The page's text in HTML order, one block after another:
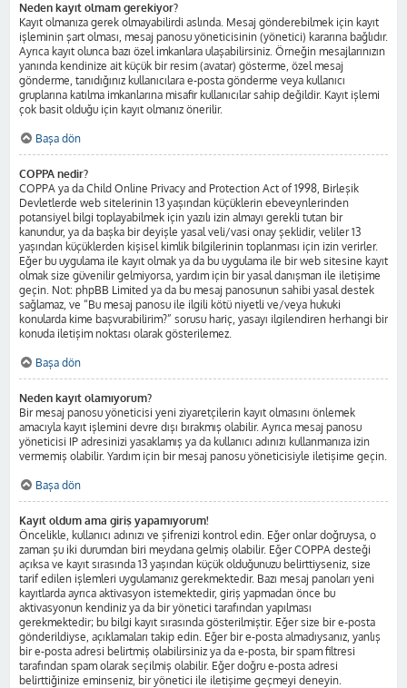
Neden kayıt olmam gerekiyor?
Kayıt olmanıza gerek olmayabilirdi aslında. Mesaj gönderebilmek için kayıt
işleminin şart olması, mesaj panosu yöneticisinin (yönetici) kararına bağlıdır.
Ayrıca kayıt olunca bazı özel imkanlara ulaşabilirsiniz. Örneğin mesajlarınızın
yanında kendinize ait küçük bir resim (avatar) gösterme, özel mesaj
gönderme, tanıdığınız kullanıcılara e-posta gönderme veya kullanıcı
gruplarına katılma imkanlarına misafir kullanıcılar sahip değildir. Kayıt işlemi
çok basit olduğu için kayıt olmanız önerilir.
Başa dön
COPPA nedir?
COPPA ya da Child Online Privacy and Protection Act of 1998, Birleşik
Devletlerde web sitelerinin 13 yaşından küçüklerin ebeveynlerinden
potansiyel bilgi toplayabilmek için yazılı izin almayı gerekli tutan bir
kanundur, ya da başka bir deyişle yasal veli/vasi onay şeklidir, veliler 13
yaşından küçüklerden kişisel kimlik bilgilerinin toplanması için izin verirler.
Eğer bu uygulama ile kayıt olmak ya da bu uygulama ile bir web sitesine kayıt
olmak size güvenilir gelmiyorsa, yardım için bir yasal danışman ile iletişime
geçin. Not: phpBB Limited ya da bu mesaj panosunun sahibi yasal destek
sağlamaz, ve “Bu mesaj panosu ile ilgili kötü niyetli ve/veya hukuki
konularda kime başvurabilirim?” sorusu hariç, yasayı ilgilendiren herhangi bir
konuda iletişim noktası olarak gösterilemez.
Başa dön
Neden kayıt olamıyorum?
Bir mesaj panosu yöneticisi yeni ziyaretçilerin kayıt olmasını önlemek
amacıyla kayıt işlemini devre dışı bırakmış olabilir. Ayrıca mesaj panosu
yöneticisi IP adresinizi yasaklamış ya da kullanıcı adınızı kullanmanıza izin
vermemiş olabilir. Yardım için bir mesaj panosu yöneticisiyle iletişime geçin.
Başa dön
Kayıt oldum ama giriş yapamıyorum!
Öncelikle, kullanıcı adınızı ve şifrenizi kontrol edin. Eğer onlar doğruysa, o
zaman şu iki durumdan biri meydana gelmiş olabilir. Eğer COPPA desteği
açıksa ve kayıt sırasında 13 yaşından küçük olduğunuzu belirttiyseniz, size
tarif edilen işlemleri uygulamanız gerekmektedir. Bazı mesaj panoları yeni
kayıtlarda ayrıca aktivasyon istemektedir, giriş yapmadan önce bu
aktivasyonun kendiniz ya da bir yönetici tarafından yapılması
gerekmektedir; bu bilgi kayıt sırasında gösterilmiştir. Eğer size bir e-posta
gönderildiyse, açıklamaları takip edin. Eğer bir e-posta almadıysanız, yanlış
bir e-posta adresi belirtmiş olabilirsiniz ya da e-posta, bir spam filtresi
tarafından spam olarak seçilmiş olabilir. Eğer doğru e-posta adresi
belirttiğinize eminseniz, bir yönetici ile iletişime geçmeyi deneyin.